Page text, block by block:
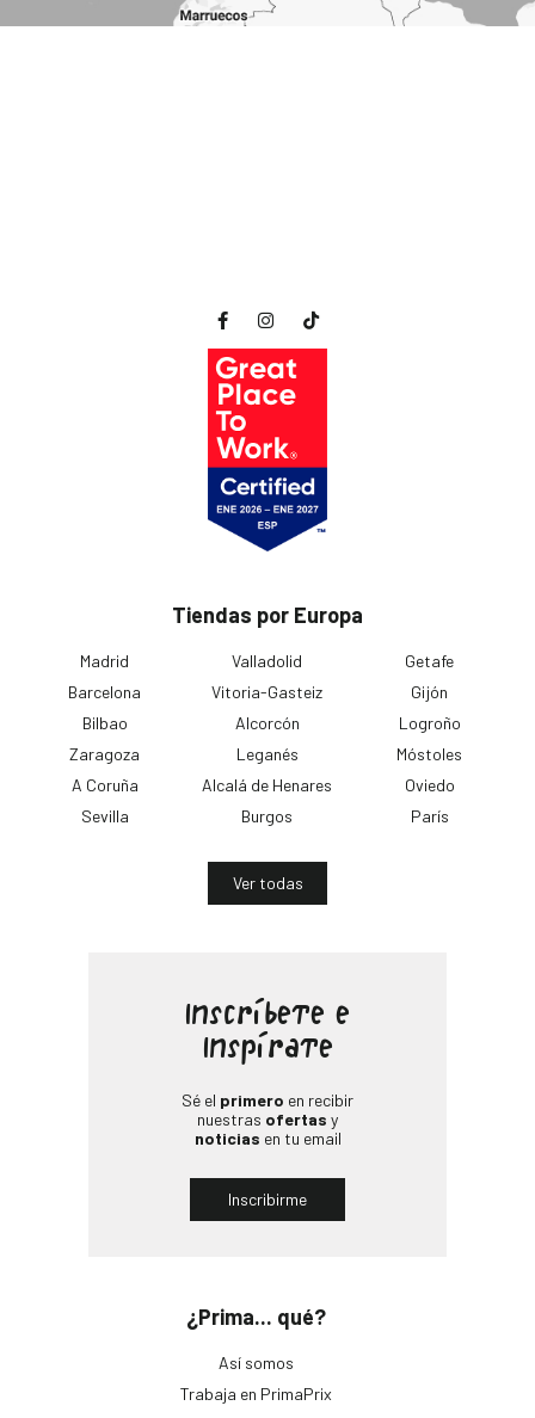
Tiendas por Europa
Madrid
Barcelona
Bilbao
Zaragoza
A Coruña
Sevilla
Valladolid
Vitoria-Gasteiz
Alcorcón
Leganés
Alcalá de Henares
Burgos
Getafe
Gijón
Logroño
Móstoles
Oviedo
París
Ver todas
¿Prima... qué?
Así somos
Trabaja en PrimaPrix
Inscríbete e
Inspírate
Sé el primero en recibir
nuestras ofertas y
noticias en tu email
Inscribirme